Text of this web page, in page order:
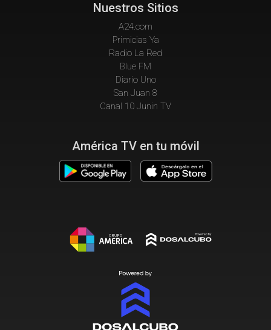
Nuestros Sitios
A24.com
Primicias Ya
Radio La Red
Blue FM
Diario Uno
San Juan 8
Canal 10 Junin TV
América TV en tu móvil